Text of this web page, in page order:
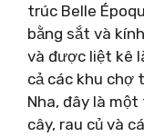
trúc Belle
bằng sắt và
và được liệt kê
cả các khu chợ
Nha, đây là
cây, rau củ và